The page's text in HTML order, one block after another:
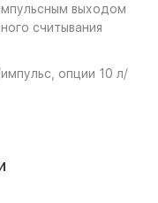
выходом
считывания
опции 10 л/